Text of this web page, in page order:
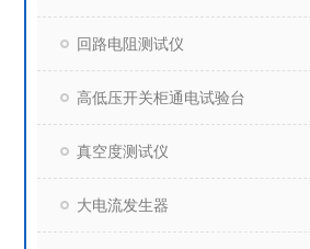
回路电阻测试仪
高低压开关柜通电试验台
真空度测试仪
大电流发生器